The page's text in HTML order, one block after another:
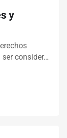
y
consider…